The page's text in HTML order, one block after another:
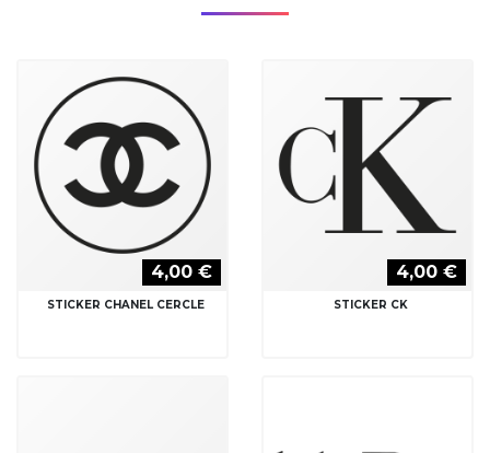
4,00 €
STICKER CHANEL CERCLE
4,00 €
STICKER CK